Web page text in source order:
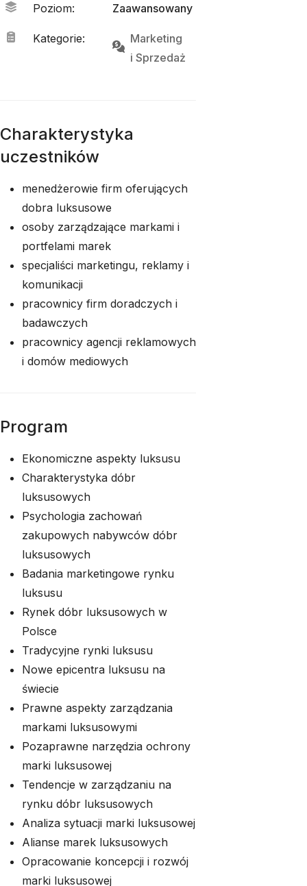
Poziom: Zaawansowany
Kategorie:
Marketing
i Sprzedaż
Charakterystyka
uczestników
menedżerowie firm oferujących
dobra luksusowe
osoby zarządzające markami i
portfelami marek
specjaliści marketingu, reklamy i
komunikacji
pracownicy firm doradczych i
badawczych
pracownicy agencji reklamowych
i domów mediowych
Program
Ekonomiczne aspekty luksusu
Charakterystyka dóbr
luksusowych
Psychologia zachowań
zakupowych nabywców dóbr
luksusowych
Badania marketingowe rynku
luksusu
Rynek dóbr luksusowych w
Polsce
Tradycyjne rynki luksusu
Nowe epicentra luksusu na
świecie
Prawne aspekty zarządzania
markami luksusowymi
Pozaprawne narzędzia ochrony
marki luksusowej
Tendencje w zarządzaniu na
rynku dóbr luksusowych
Analiza sytuacji marki luksusowej
Alianse marek luksusowych
Opracowanie koncepcji i rozwój
marki luksusowej